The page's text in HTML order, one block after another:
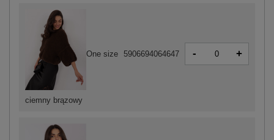
ciemny brązowy
One size 5906694064647 - +